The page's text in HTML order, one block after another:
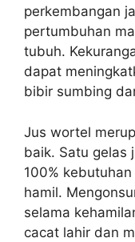
perkembangan
pertumbuhan
tubuh.
dapat
bibir sumbing
Jus wortel
baik. Satu gelas
100%
hamil.
selama
cacat lahir dan